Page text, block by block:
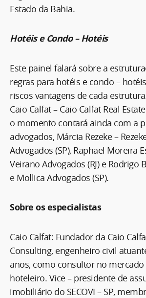
Estado da Bahia.
Hotéis e Condo – Hotéis
Este painel falará sobre a
regras para hotéis e condo –
riscos vantagens de cada
Caio Calfat – Caio Calfat Real
o momento contará ainda com a
advogados, Márcia Rezeke –
Advogados (SP), Raphael Moreira
Veirano Advogados (RJ) e Rodrigo
e Mollica Advogados (SP).
Sobre os especialistas
Caio Calfat: Fundador da Caio
Consulting, engenheiro civil
anos, como consultor no
hoteleiro. Vice – presidente de
imobiliário do SECOVI – SP,